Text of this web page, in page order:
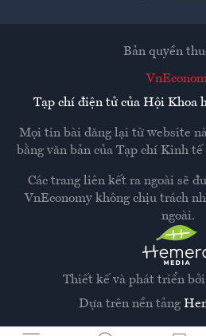
Thiết kế và phát triển bởi
Dựa trên nền tảng
Bản quyền
Tạp chí điện tử của Hội Khoa
Mọi tin bài đăng lại từ website
bằng văn bản của Tạp chí Kinh tế
Các trang liên kết ra ngoài sẽ
VnEconomy không chịu trách
ngoài.